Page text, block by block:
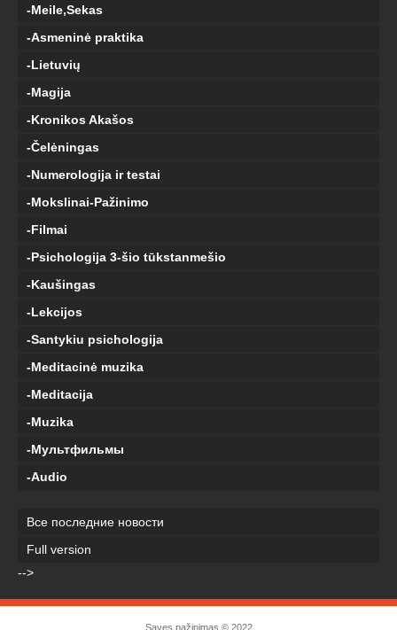
-Meile,Sekas
-Asmeninė praktika
-Lietuvių
-Magija
-Kronikos Akašos
-Čelėningas
-Numerologija ir testai
-Mokslinai-Pažinimo
-Filmai
-Psichologija 3-šio tūkstanmešio
-Kaušingas
-Lekcijos
-Santykiu psichologija
-Meditacinė muzika
-Meditacija
-Muzika
-Мультфильмы
-Audio
Все последние новости
Full version
-->
Savęs pažinimas © 2022